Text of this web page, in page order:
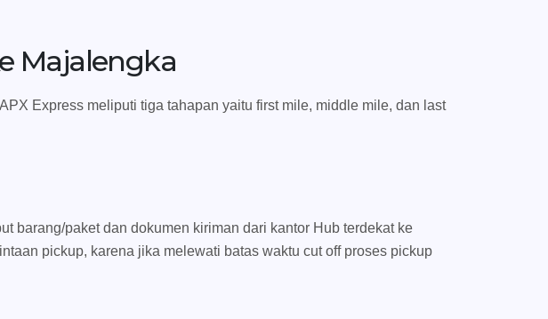
Majalengka
Express meliputi tiga tahapan yaitu first mile, middle mile, dan last
barang/paket dan dokumen kiriman dari kantor Hub terdekat ke
pickup, karena jika melewati batas waktu cut off proses pickup